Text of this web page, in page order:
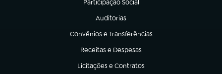
Participação Social
(abre em nova aba)
Auditorias
(abre em nova aba)
Convênios e Transferências
(abre em nova aba)
Receitas e Despesas
(abre em nova aba)
Licitações e Contratos
(abre em nova aba)